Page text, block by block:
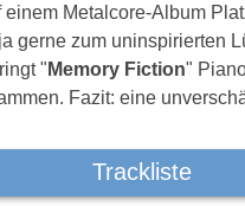
einem Metalcore-Album
gerne zum uninspirierten
" Memory Fiction"
Fazit: eine
Trackliste